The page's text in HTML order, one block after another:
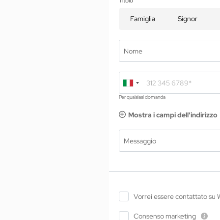
Famiglia Signor
Nome
Per qualsiasi domanda
Mostra i campi dell'indirizzo
Messaggio
Vorrei essere contattato su
Consenso marketing